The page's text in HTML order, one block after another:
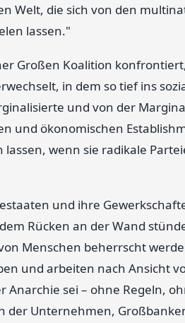
Welt, die sich von den
lassen."
Großen Koalition
in dem so tief ins
und von der
und ökonomischen
wenn sie radikale
und ihre
Rücken an der Wand
Menschen beherrscht
und arbeiten nach Ansicht
Anarchie sei – ohne Regeln,
der Unternehmen,